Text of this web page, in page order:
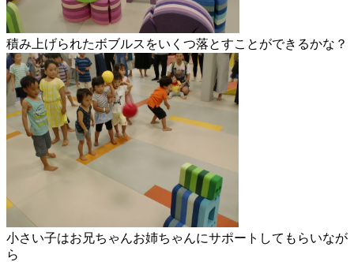
積み上げられたボブルスをいくつ落とすことができるかな？
小さい子はお兄ちゃんお姉ちゃんにサポートしてもらいなが
ら